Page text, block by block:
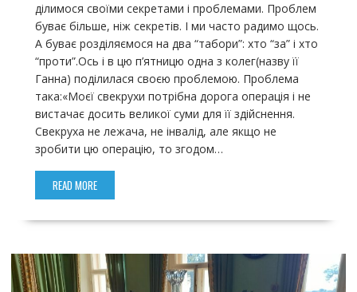
ділимося своїми секретами і проблемами. Проблем
буває більше, ніж секретів. І ми часто радимо щось.
А буває розділяємося на два “табори”: хто “за” і хто
“проти”.Ось і в цю п’ятницю одна з колег(назву її
Ганна) поділилася своєю проблемою. Проблема
така:«Моєї свекрухи потрібна дорога операція і не
вистачає досить великої суми для її здійснення.
Свекруха не лежача, не інвалід, але якщо не
зробити цю операцію, то згодом…
READ MORE